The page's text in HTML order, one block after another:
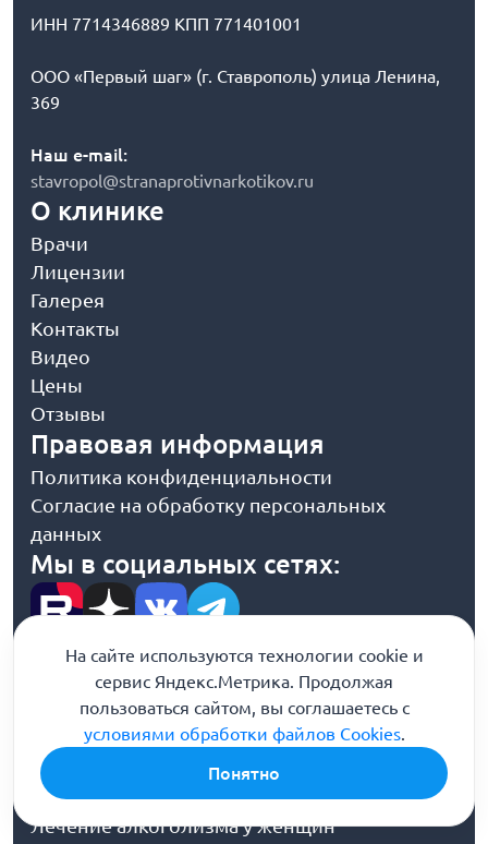
ИНН 7714346889 КПП 771401001
ООО «Первый шаг» (г. Ставрополь) улица Ленина,
369
Наш e-mail:
stavropol@stranaprotivnarkotikov.ru
О клинике
Врачи
Лицензии
Галерея
Контакты
Видео
Цены
Отзывы
Правовая информация
Политика конфиденциальности
Согласие на обработку персональных
данных
Мы в социальных сетях:
Лечение алкоголизма
Вывод из запоя
Капельница от запоя на дому
Вывод из запоя на дому
Амбулаторное лечение
Лечение пивного алкоголизма
Лечение алкоголизма у женщин
На сайте используются технологии cookie и
сервис Яндекс.Метрика. Продолжая
пользоваться сайтом, вы соглашаетесь с
условиями обработки файлов Cookies.
Понятно